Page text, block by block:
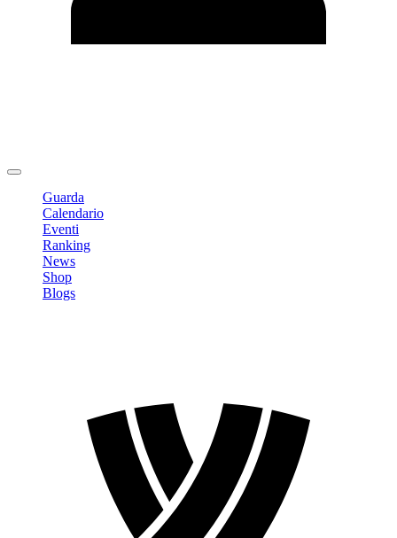
Guarda
Calendario
Eventi
Ranking
News
Shop
Blogs